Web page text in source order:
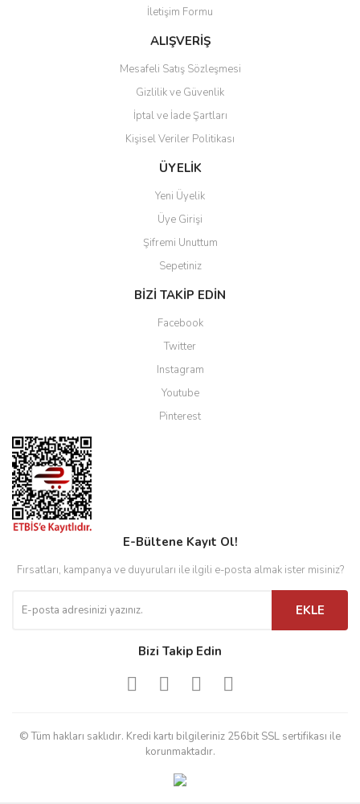
Ürün bilgilerinde hatalar bulunuyor.
Ürün fiyatı diğer sitelerden daha pahalı.
Gönder
İletişim Formu
ALIŞVERİŞ
Mesafeli Satış Sözleşmesi
Gizlilik ve Güvenlik
İptal ve İade Şartları
Kişisel Veriler Politikası
ÜYELİK
Yeni Üyelik
Üye Girişi
Şifremi Unuttum
Sepetiniz
BİZİ TAKİP EDİN
Facebook
Twitter
Instagram
Youtube
Pinterest
E-Bültene Kayıt Ol!
Fırsatları, kampanya ve duyuruları ile ilgili e-posta almak ister misiniz?
EKLE
Bizi Takip Edin
© Tüm hakları saklıdır. Kredi kartı bilgileriniz 256bit SSL sertifikası ile
korunmaktadır.